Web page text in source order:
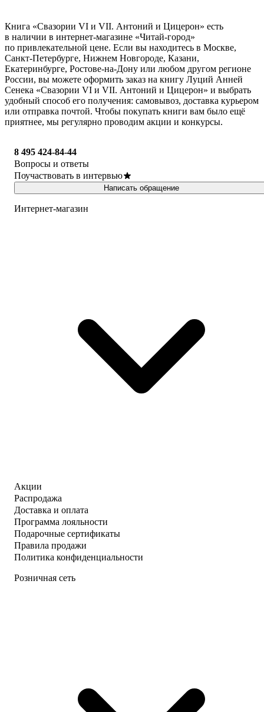
Книга «Свазории VI и VII. Антоний и Цицерон» есть
в наличии в интернет-магазине «Читай-город»
по привлекательной цене. Если вы находитесь в Москве,
Санкт-Петербурге, Нижнем Новгороде, Казани,
Екатеринбурге, Ростове-на-Дону или любом другом регионе
России, вы можете оформить заказ на книгу Луций Анней
Сенека «Свазории VI и VII. Антоний и Цицерон» и выбрать
удобный способ его получения: самовывоз, доставка курьером
или отправка почтой. Чтобы покупать книги вам было ещё
приятнее, мы регулярно проводим акции и конкурсы.
8 495 424-84-44
Вопросы и ответы
Поучаствовать в интервью
Написать обращение
Интернет-магазин
Акции
Распродажа
Доставка и оплата
Программа лояльности
Подарочные сертификаты
Правила продажи
Политика конфиденциальности
Розничная сеть